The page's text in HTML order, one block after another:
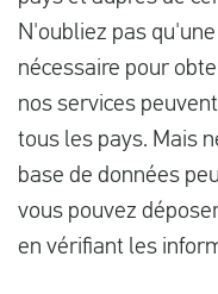
N'oubliez pas
nécessaire pour
nos services
tous les pays. Mais
base de données
vous pouvez
en vérifiant les